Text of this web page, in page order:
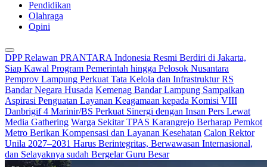
Pendidikan
Olahraga
Opini
DPP Relawan PRANTARA Indonesia Resmi Berdiri di Jakarta,
Siap Kawal Program Pemerintah hingga Pelosok Nusantara
Pemprov Lampung Perkuat Tata Kelola dan Infrastruktur RS
Bandar Negara Husada Kemenag Bandar Lampung Sampaikan
Aspirasi Penguatan Layanan Keagamaan kepada Komisi VIII
Danbrigif 4 Marinir/BS Perkuat Sinergi dengan Insan Pers Lewat
Media Gathering Warga Sekitar TPAS Karangrejo Berharap Pemkot
Metro Berikan Kompensasi dan Layanan Kesehatan Calon Rektor
Unila 2027–2031 Harus Berintegritas, Berwawasan Internasional,
dan Selayaknya sudah Bergelar Guru Besar